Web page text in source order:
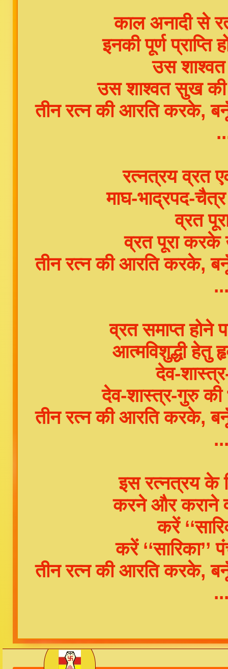
काल अनादी से
इनकी पूर्ण
उस
उस शाश्वत सुख की
तीन रत्न की आरति करके,
रत्नत्रय व्रत
माघ-भाद्रपद-
व्रत
व्रत पूरा करके
तीन रत्न की आरति करके,
व्रत समाप्त होने
आत्मविशुद्धी हेतु
देव-
देव-शास्त्र-गुरु की
तीन रत्न की आरति करके,
इस रत्नत्रय के
करने और कराने
करें
करें ‘‘सारिका’’
तीन रत्न की आरति करके,